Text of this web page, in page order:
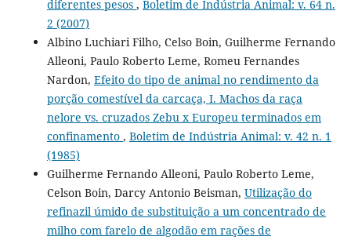
diferentes pesos , Boletim de Indústria Animal: v. 64 n.
2 (2007)
Albino Luchiari Filho, Celso Boin, Guilherme Fernando
Alleoni, Paulo Roberto Leme, Romeu Fernandes
Nardon, Efeito do tipo de animal no rendimento da
porção comestível da carcaça, I. Machos da raça
nelore vs. cruzados Zebu x Europeu terminados em
confinamento , Boletim de Indústria Animal: v. 42 n. 1
(1985)
Guilherme Fernando Alleoni, Paulo Roberto Leme,
Celson Boin, Darcy Antonio Beisman, Utilização do
refinazil úmido de substituição a um concentrado de
milho com farelo de algodão em rações de